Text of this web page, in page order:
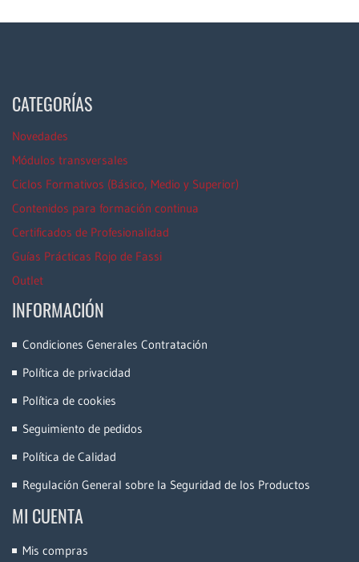
CATEGORÍAS
Novedades
Módulos transversales
Ciclos Formativos (Básico, Medio y Superior)
Contenidos para formación continua
Certificados de Profesionalidad
Guías Prácticas Rojo de Fassi
Outlet
INFORMACIÓN
Condiciones Generales Contratación
Política de privacidad
Política de cookies
Seguimiento de pedidos
Política de Calidad
Regulación General sobre la Seguridad de los Productos
MI CUENTA
Mis compras